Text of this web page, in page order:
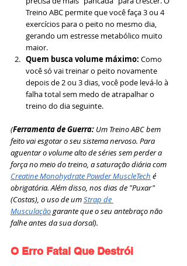
Treino ABC permite que você faça 3 ou 4
exercícios para o peito no mesmo dia,
gerando um estresse metabólico muito
maior.
Quem busca volume máximo: Como
você só vai treinar o peito novamente
depois de 2 ou 3 dias, você pode levá-lo à
falha total sem medo de atrapalhar o
treino do dia seguinte.
(Ferramenta de Guerra: Um Treino ABC bem
feito vai esgotar o seu sistema nervoso. Para
aguentar o volume alto de séries sem perder a
força no meio do treino, a saturação diária com
Creatine Monohydrate Powder MuscleTech é
obrigatória. Além disso, nos dias de "Puxar"
(Costas), o uso de um Strap de
Musculação garante que o seu antebraço não
falhe antes da sua dorsal).
O Erro Fatal Que Destrói